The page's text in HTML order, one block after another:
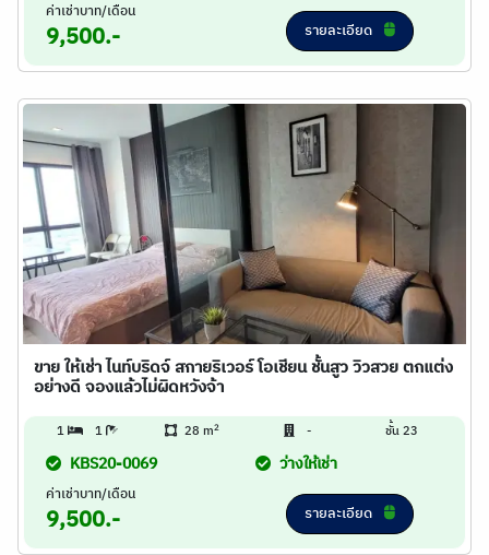
ค่าเช่าบาท/เดือน
9,500.- รายละเอียด
ขาย ให้เช่า ไนท์บริดจ์ สกายริเวอร์ โอเชียน ชั้นสูว วิวสวย ตกแต่ง
อย่างดี จองแล้วไม่ผิดหวังจ้า
1 1 28 m2 - ชั้น 23
KBS20-0069 ว่างให้เช่า
ค่าเช่าบาท/เดือน
9,500.- รายละเอียด